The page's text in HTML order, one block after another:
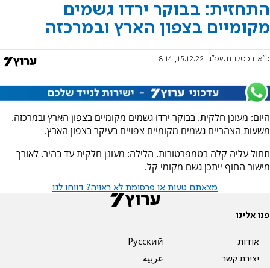
התחזית: בבוקר ירדו גשמים
מקומיים בצפון הארץ ובמרכזה
כ"א בכסלו תשפ"ג 15.12.22, 8:14
היום: מעונן חלקית. בבוקר ירדו גשמים מקומיים בצפון הארץ ובמרכזה.
משעות הצהריים גשמים מקומיים צפויים בעיקר בצפון הארץ.
תחול עליה קלה בטמפרטורות. הלילה: מעונן חלקית עד בהיר. לאורך
מישור החוף ייתכן גשם מקומי קל.
מצאתם טעות או פרסומת לא ראויה? דווחו לנו
פנו אלינו
אודות
יצירת קשר
Pусский
عربية